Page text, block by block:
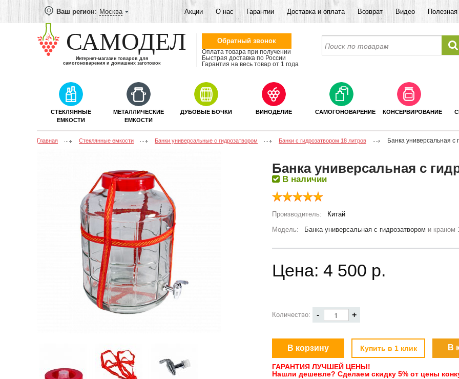
Ваш регион: Москва Акции О нас Гарантии Доставка и оплата Возврат Видео
САМОДЕЛ
Интернет-магазин товаров для
самогоноварения и домашних заготовок
Обратный звонок
Оплата товара при получении
Быстрая доставка по России
Гарантия на весь товар от 1 года
СТЕКЛЯННЫЕ
ЕМКОСТИ
МЕТАЛЛИЧЕСКИЕ
ЕМКОСТИ
ДУБОВЫЕ БОЧКИ ВИНОДЕЛИЕ САМОГОНОВАРЕНИЕ КОНСЕРВИРОВАНИЕ
Главная Стеклянные емкости Банки универсальные с гидрозатвором Банки с гидрозатвором 18 литров Банка универсальная с
Банка универсальная с
В наличии
Производитель:
Китай
Модель:
Банка универсальная с гидрозатвором и краном
Цена: 4 500 p.
Количество: - +
Купить в 1 клик В
ГАРАНТИЯ ЛУЧШЕЙ ЦЕНЫ!
Нашли дешевле? Сделаем скидку 5% от цены